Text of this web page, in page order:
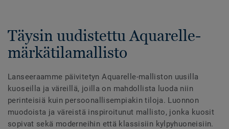
Täysin uudistettu Aquarelle-
märkätilamallisto
Lanseeraamme päivitetyn Aquarelle-malliston uusilla
kuoseilla ja väreillä, joilla on mahdollista luoda niin
perinteisiä kuin persoonallisempiakin tiloja. Luonnon
muodoista ja väreistä inspiroitunut mallisto, jonka kuosit
sopivat sekä moderneihin että klassisiin kylpyhuoneisiin.